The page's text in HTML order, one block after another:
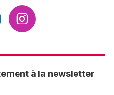
à la newsletter